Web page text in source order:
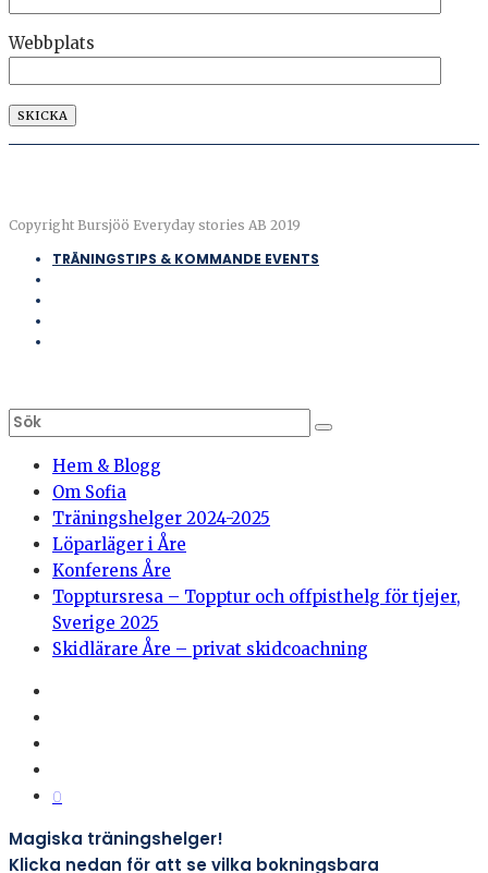
Webbplats
Copyright Bursjöö Everyday stories AB 2019
TRÄNINGSTIPS & KOMMANDE EVENTS
Hem & Blogg
Om Sofia
Träningshelger 2024-2025
Löparläger i Åre
Konferens Åre
Topptursresa – Topptur och offpisthelg för tjejer,
Sverige 2025
Skidlärare Åre – privat skidcoachning
0
Magiska träningshelger!
Klicka nedan för att se vilka bokningsbara